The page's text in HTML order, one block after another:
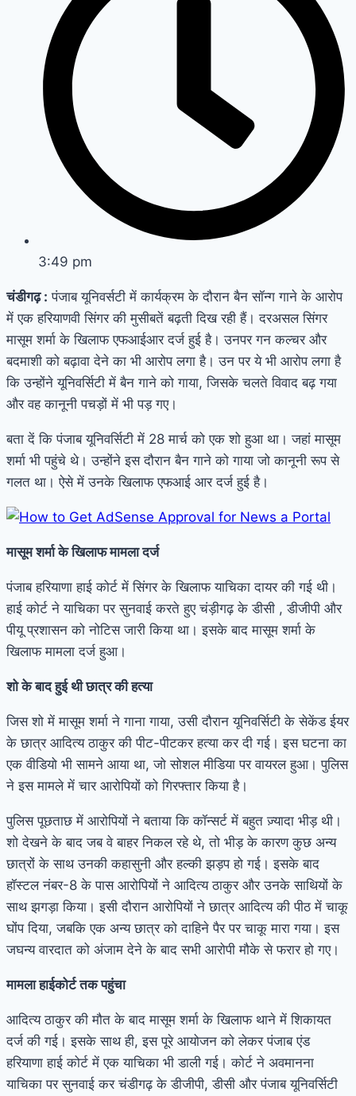
3:49 pm
चंडीगढ़ : पंजाब यूनिवर्सटी में कार्यक्रम के दौरान बैन सॉन्ग गाने के आरोप
में एक हरियाणवी सिंगर की मुसीबतें बढ़ती दिख रही हैं। दरअसल सिंगर
मासूम शर्मा के खिलाफ एफआईआर दर्ज हुई है। उनपर गन कल्चर और
बदमाशी को बढ़ावा देने का भी आरोप लगा है। उन पर ये भी आरोप लगा है
कि उन्होंने यूनिवर्सिटी में बैन गाने को गाया, जिसके चलते विवाद बढ़ गया
और वह कानूनी पचड़ों में भी पड़ गए।
बता दें कि पंजाब यूनिवर्सिटी में 28 मार्च को एक शो हुआ था। जहां मासूम
शर्मा भी पहुंचे थे। उन्होंने इस दौरान बैन गाने को गाया जो कानूनी रूप से
गलत था। ऐसे में उनके खिलाफ एफआई आर दर्ज हुई है।
मासूम शर्मा के खिलाफ मामला दर्ज
पंजाब हरियाणा हाई कोर्ट में सिंगर के खिलाफ याचिका दायर की गई थी।
हाई कोर्ट ने याचिका पर सुनवाई करते हुए चंड़ीगढ़ के डीसी , डीजीपी और
पीयू प्रशासन को नोटिस जारी किया था। इसके बाद मासूम शर्मा के
खिलाफ मामला दर्ज हुआ।
शो के बाद हुई थी छात्र की हत्या
जिस शो में मासूम शर्मा ने गाना गाया, उसी दौरान यूनिवर्सिटी के सेकेंड ईयर
के छात्र आदित्य ठाकुर की पीट-पीटकर हत्या कर दी गई। इस घटना का
एक वीडियो भी सामने आया था, जो सोशल मीडिया पर वायरल हुआ। पुलिस
ने इस मामले में चार आरोपियों को गिरफ्तार किया है।
पुलिस पूछताछ में आरोपियों ने बताया कि कॉन्सर्ट में बहुत ज़्यादा भीड़ थी।
शो देखने के बाद जब वे बाहर निकल रहे थे, तो भीड़ के कारण कुछ अन्य
छात्रों के साथ उनकी कहासुनी और हल्की झड़प हो गई। इसके बाद
हॉस्टल नंबर-8 के पास आरोपियों ने आदित्य ठाकुर और उनके साथियों के
साथ झगड़ा किया। इसी दौरान आरोपियों ने छात्र आदित्य की पीठ में चाकू
घोंप दिया, जबकि एक अन्य छात्र को दाहिने पैर पर चाकू मारा गया। इस
जघन्य वारदात को अंजाम देने के बाद सभी आरोपी मौके से फरार हो गए।
मामला हाईकोर्ट तक पहुंचा
आदित्य ठाकुर की मौत के बाद मासूम शर्मा के खिलाफ थाने में शिकायत
दर्ज की गई। इसके साथ ही, इस पूरे आयोजन को लेकर पंजाब एंड
हरियाणा हाई कोर्ट में एक याचिका भी डाली गई। कोर्ट ने अवमानना
याचिका पर सुनवाई कर चंडीगढ़ के डीजीपी, डीसी और पंजाब यूनिवर्सिटी